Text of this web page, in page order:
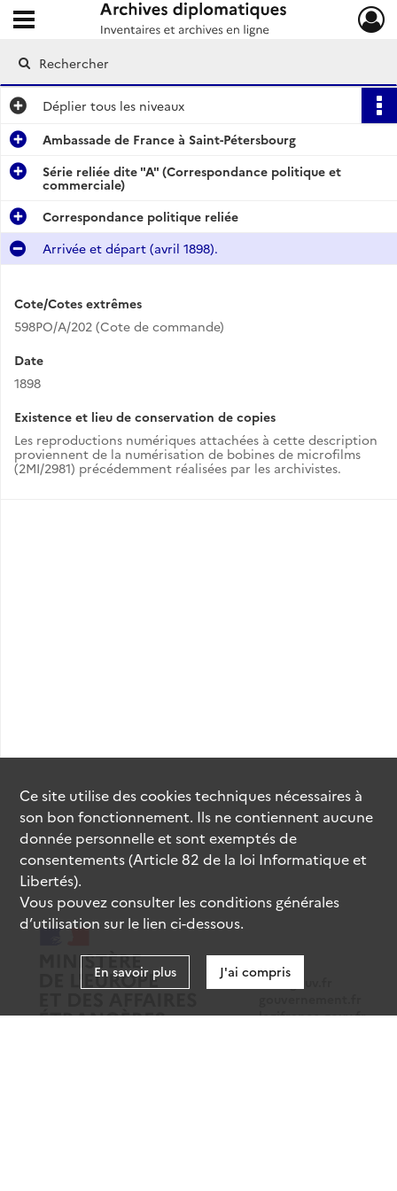
Archives diplomatiques
Ouvrir le menu déroulant
Déplier tous les niveaux
Ambassade de France à Saint-Pétersbourg
Série reliée dite "A" (Correspondance politique et
commerciale)
Correspondance politique reliée
Arrivée et départ (avril 1898).
Cote/Cotes extrêmes
598PO/A/202 (Cote de commande)
Date
1898
Existence et lieu de conservation de copies
Les reproductions numériques attachées à cette description
proviennent de la numérisation de bobines de microfilms
(2MI/2981) précédemment réalisées par les archivistes.
data.gouv.fr
legifrance.gouv.fr
Ce site utilise descookiestechniques nécessaires à
son bon fonctionnement. Ils ne contiennent aucune
donnée personnelle et sont exemptés de
consentements (Article 82 de la loi Informatique et
Libertés).
Vous pouvez consulter les conditions générales
d’utilisation sur le lien ci-dessous.
En savoir plus J'ai compris